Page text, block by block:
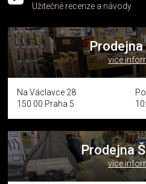
Užitečné recenze a návody
Prodejna
více
Na Václavce 28
150 00 Praha 5
Prodejna
více